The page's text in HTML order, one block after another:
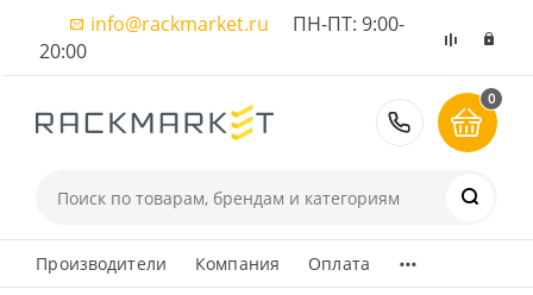
info@rackmarket.ru ПН-ПТ: 9:00-
20:00
8 (495)
0
Производители Компания Оплата ...